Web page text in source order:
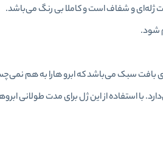
شود.
بافت سبک می‌باشد که ابرو هارا به هم
با استفاده از این ژل برای مدت طولانی